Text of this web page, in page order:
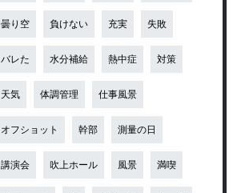
曇り空 負けない 充実 失敗
バレた 水分補給 熱中症 対策
天気 体調管理 仕事風景
オフショット 幹部 測量の日
講演会 吹上ホール 風景 満喫